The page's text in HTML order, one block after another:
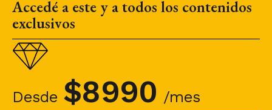
Accedé a este y a todos los contenidos
exclusivos
Desde $8990 /mes